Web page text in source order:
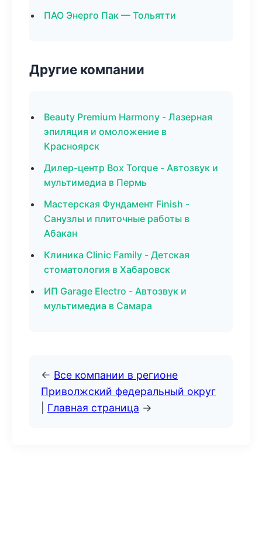
ПАО Энерго Пак — Тольятти
Другие компании
Beauty Premium Harmony - Лазерная
эпиляция и омоложение в
Красноярск
Дилер-центр Box Torque - Автозвук и
мультимедиа в Пермь
Мастерская Фундамент Finish -
Санузлы и плиточные работы в
Абакан
Клиника Clinic Family - Детская
стоматология в Хабаровск
ИП Garage Electro - Автозвук и
мультимедиа в Самара
← Все компании в регионе
Приволжский федеральный округ
Главная страница →